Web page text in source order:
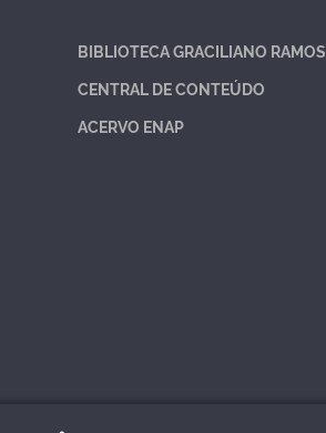
BIBLIOTECA GRACILIANO RAMOS
CENTRAL DE CONTEÚDO
ACERVO ENAP